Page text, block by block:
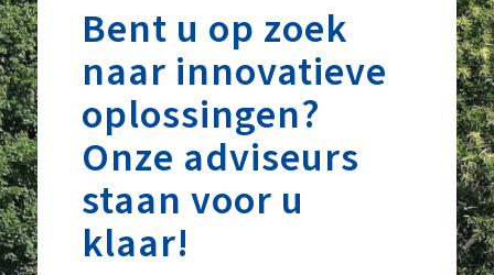
Bent u op zoek
naar innovatieve
oplossingen?
Onze adviseurs
staan voor u
klaar!